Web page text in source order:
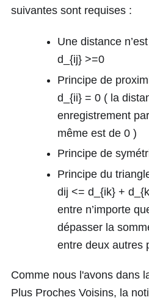
suivantes sont requises :
Une distance
d_{ij} >=0
Principe de
d_{ii} = 0 ( la
enregistrement
même est de 0 )
Principe de
Principe du
dij <= d_{ik} +
entre n’importe
dépasser la
entre deux autres
Comme nous l'avons dans
Plus Proches Voisins, la